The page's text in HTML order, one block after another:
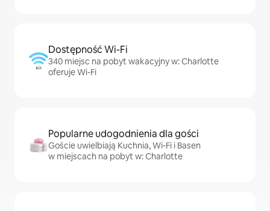
Dostępność Wi-Fi
340 miejsc na pobyt wakacyjny w: Charlotte
oferuje Wi-Fi
Popularne udogodnienia dla gości
Goście uwielbiają Kuchnia, Wi-Fi i Basen
w miejscach na pobyt w: Charlotte